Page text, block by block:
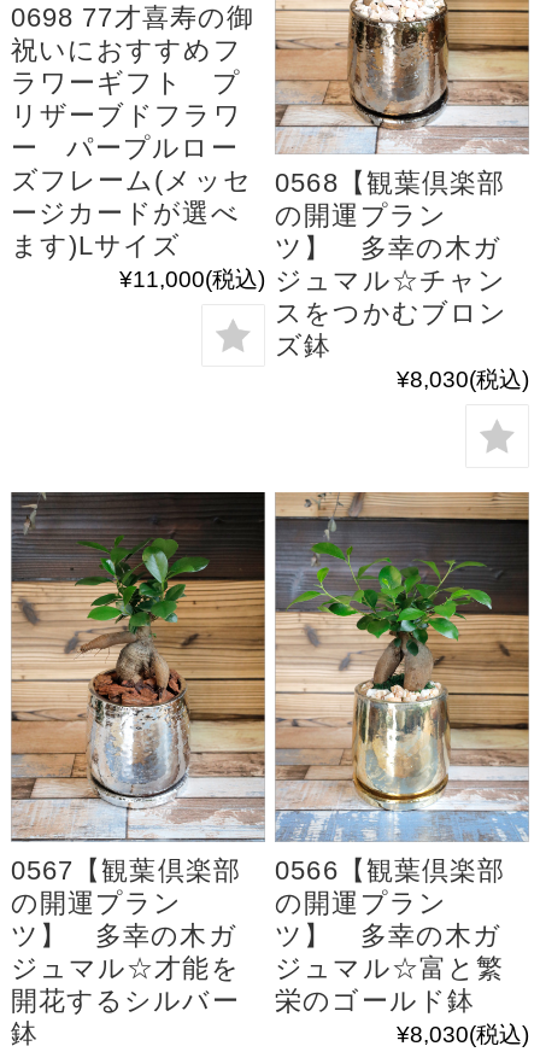
0698 77才喜寿の御
祝いにおすすめフ
ラワーギフト プ
リザーブドフラワ
ー パープルロー
ズフレーム(メッセ
ージカードが選べ
ます)Lサイズ
¥11,000(税込)
0568【観葉倶楽部
の開運プラン
ツ】 多幸の木ガ
ジュマル☆チャン
スをつかむブロン
ズ鉢
¥8,030(税込)
0567【観葉倶楽部
の開運プラン
ツ】 多幸の木ガ
ジュマル☆才能を
開花するシルバー
鉢
0566【観葉倶楽部
の開運プラン
ツ】 多幸の木ガ
ジュマル☆富と繁
栄のゴールド鉢
¥8,030(税込)